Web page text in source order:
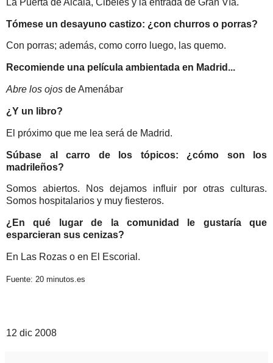
Tómese un desayuno castizo: ¿con churros o porras?
Con porras; además, como corro luego, las quemo.
Recomiende una película ambientada en Madrid...
Abre los ojos de Amenábar
¿Y un libro?
El próximo que me lea será de Madrid.
Súbase al carro de los tópicos: ¿cómo son los
madrileños?
Somos abiertos. Nos dejamos influir por otras culturas.
Somos hospitalarios y muy fiesteros.
¿En qué lugar de la comunidad le gustaría que
esparcieran sus cenizas?
En Las Rozas o en El Escorial.
Fuente: 20 minutos.es
12 dic 2008